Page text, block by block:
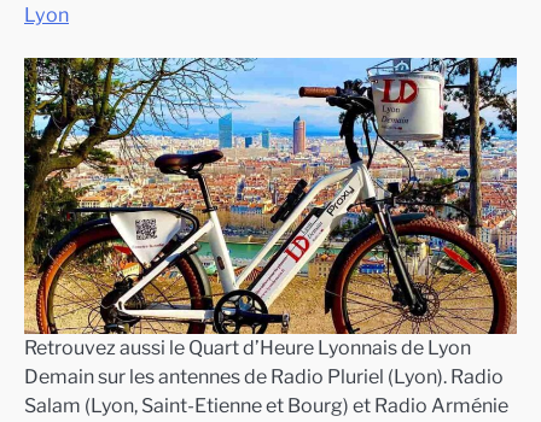
Lyon
Retrouvez aussi le Quart d’Heure Lyonnais de Lyon
Demain sur les antennes de Radio Pluriel (Lyon). Radio
Salam (Lyon, Saint-Etienne et Bourg) et Radio Arménie